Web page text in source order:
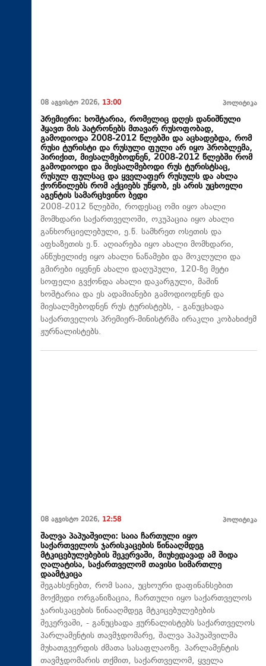
08 აგვისტო 2026, 13:00 პოლიტიკა
პრემიერი: ხოშტარია, რომელიც დღეს დანიშნული
ჰყავთ მის პატრონებს მთავარ რუსოფობად,
გამოდიოდა 2008-2012 წლებში და აცხადებდა, რომ
რუსი ტურისტი და რუსული ფული არ იყო პრობლემა,
პირიქით, მიესალმებოდნენ, 2008-2012 წლებში რომ
გამოდიოდი და მიესალმებოდი რუს ტურისტსაც,
რუსულ ფულსაც და ყველაფერ რუსულს და ახლა
ქორწილებს რომ აქციებს უწყობ, ეს არის უცხოელი
აგენტის სამარცხვინო ბედი
2008-2012 წლებში, როდესაც ომი იყო ახალი
მომხდარი საქართველოში, ოკუპაცია იყო ახალი
განხორციელებული, ე.წ. სამხრეთ ოსეთის და
აფხაზეთის ე.წ. აღიარება იყო ახალი მომხდარი,
ანწუხელიძე იყო ახალი ნაწამები და მოკლული და
გმირები იყვნენ ახალი დაღუპული, 120-ზე მეტი
სოფელი გვქონდა ახალი დაკარგული, მაშინ
ხოშტარია და ეს ადამიანები გამოდიოდნენ და
მიესალმებოდნენ რუს ტურისტებს, - განუცხადა
საქართველოს პრემიერ-მინისტრმა ირაკლი კობახიძემ
ჟურნალისტებს.
08 აგვისტო 2026, 12:58 პოლიტიკა
შალვა პაპუაშვილი: საია ჩართული იყო
საქართველოს ჯარისკაცების წინააღმდეგ
მტკიცებულებების შეკერვაში, მიუხედავად ამ შიდა
ღალატისა, საქართველომ თავისი სიმართლე
დაამტკიცა
შეგახსენებთ, რომ საია, უცხოური დაფინანსებით
მოქმედი ორგანიზაცია, ჩართული იყო საქართველოს
ჯარისკაცების წინააღმდეგ მტკიცებულებების
შეკერვაში, - განუცხადა ჟურნალისტებს საქართველოს
პარლამენტის თავმჯდომარე, შალვა პაპუაშვილმა
მუხათგვერდის ძმათა სასაფლაოზე. პარლამენტის
თავმჯდომარის თქმით, საქართველომ, ყველა